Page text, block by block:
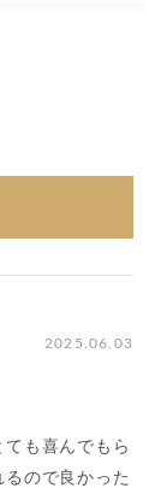
2025.06.03
も喜んでもら
ので良かった